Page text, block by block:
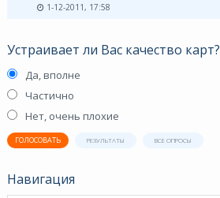
1-12-2011, 17:58
Устраивает ли Вас качество карт?
Да, вполне
Частично
Нет, очень плохие
ГОЛОСОВАТЬ РЕЗУЛЬТАТЫ ВСЕ ОПРОСЫ
Навигация